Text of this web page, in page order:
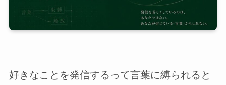
好きなことを発信するって言葉に縛られると